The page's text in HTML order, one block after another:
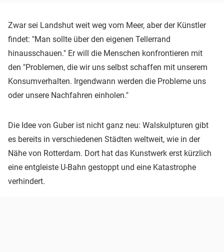
Zwar sei Landshut weit weg vom Meer, aber der Künstler
findet: "Man sollte über den eigenen Tellerrand
hinausschauen." Er will die Menschen konfrontieren mit
den "Problemen, die wir uns selbst schaffen mit unserem
Konsumverhalten. Irgendwann werden die Probleme uns
oder unsere Nachfahren einholen."
Die Idee von Guber ist nicht ganz neu: Walskulpturen gibt
es bereits in verschiedenen Städten weltweit, wie in der
Nähe von Rotterdam. Dort hat das Kunstwerk erst kürzlich
eine entgleiste U-Bahn gestoppt und eine Katastrophe
verhindert.